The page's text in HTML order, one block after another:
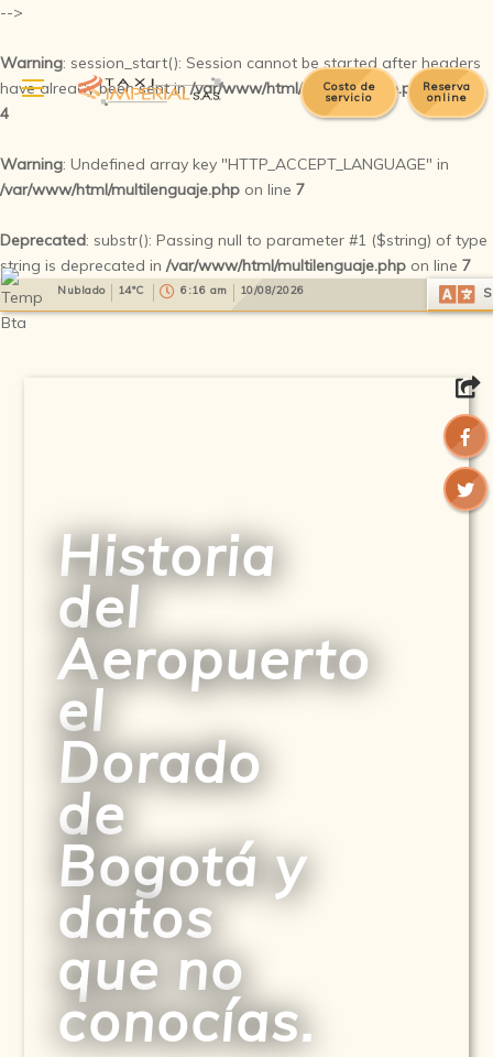
-->
Warning: session_start(): Session cannot be started after headers
have already been sent in/var/www/html/multilenguaje.phpon line
4
Warning: Undefined array key "HTTP_ACCEPT_LANGUAGE" in
/var/www/html/multilenguaje.php on line 7
Deprecated: substr(): Passing null to parameter #1 ($string) of type
string is deprecated in /var/www/html/multilenguaje.php on line 7
Nublado 14°C 6:16 am 10/08/2026 Select Language ▼
Reserva
online
Costo de
servicio
Historia
del
Aeropuerto
el
Dorado
de
Bogotá y
datos
que no
conocías.